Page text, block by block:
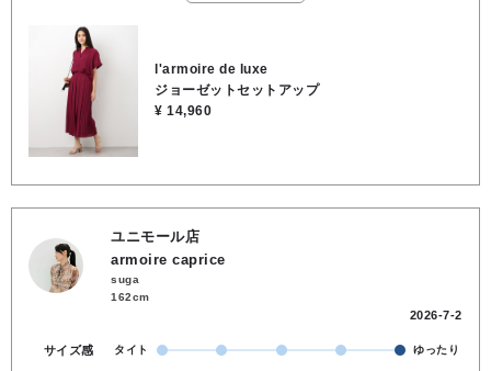
ルまで綺麗に見せてくれます。 トップスをタックインしても、出して
も決まりやすいシルエットです。 ★着丈 65cm ★肩幅 65cm ★身幅
50cm ★袖丈 4cm ★ウエスト 68cm ★スカート丈 90cm ●裏地/イン
ナー ボトムスのみあり ●ウエスト 後ろゴム ●ポケット なし ●手洗い可
能 ●トップス：ポリエステル100％, ●ボトムス：表地／ポリエステ
ル100％, ✾裏地／ポリエステル100％
l'armoire de luxe
ジョーゼットセットアップ
¥ 14,960
ユニモール店
armoire caprice
suga
162cm
2026-7-2
サイズ感 タイト ゆったり